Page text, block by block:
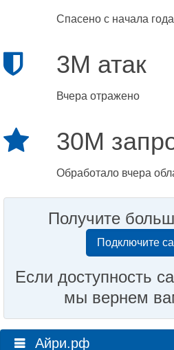
Спасено с начала года
3M атак
Вчера отражено
30M
Обработало вчера
Получите
Подключите
Если доступность
мы вернем
Айри.рф